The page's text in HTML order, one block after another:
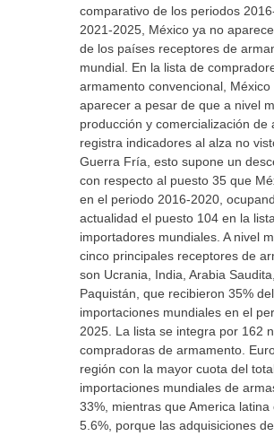
comparativo de los periodos
2021-2025, México ya no
de los países receptores de
mundial. En la lista de
armamento convencional, México
aparecer a pesar de que a nivel
producción y comercialización de
registra indicadores al alza no
Guerra Fría, esto supone un
con respecto al puesto 35 que
en el periodo 2016-2020,
actualidad el puesto 104 en la
importadores mundiales. A nivel
cinco principales receptores de
son Ucrania, India, Arabia
Paquistán, que recibieron 35%
importaciones mundiales en el
2025. La lista se integra por 162
compradoras de armamento.
región con la mayor cuota del
importaciones mundiales de
33%, mientras que America latina
5.6%, porque las adquisiciones